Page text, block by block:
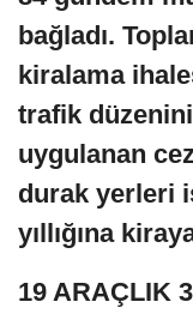
bağladı.
kiralama
trafik
uygulanan
durak yerleri
yıllığına
19 ARAÇLIK